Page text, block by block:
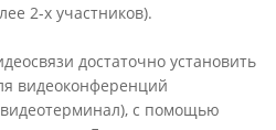
2-х участников).
достаточно установить
видеоконференций
с помощью